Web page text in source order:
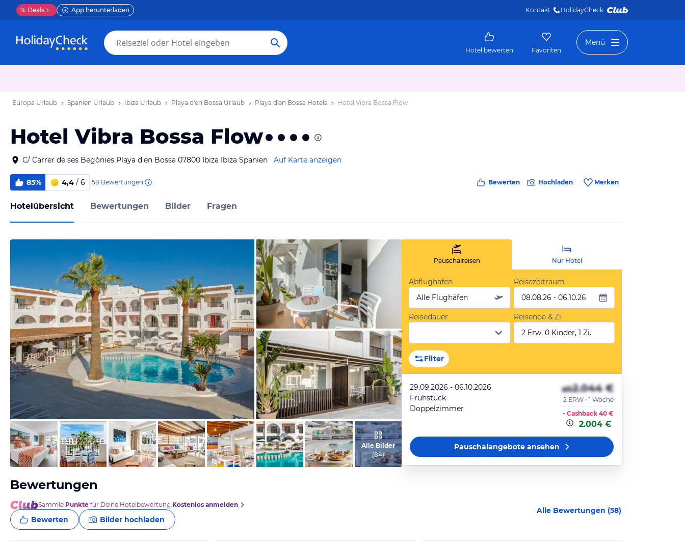
% Deals App herunterladen Kontakt HolidayCheck
Hotel bewerten Favoriten
Menü
Europa Urlaub Spanien Urlaub Ibiza Urlaub Playa d'en Bossa Urlaub Playa d'en Bossa Hotels Hotel Vibra Bossa Flow
Hotel Vibra Bossa Flow
C/ Carrer de ses Begònies Playa d'en Bossa 07800 Ibiza Ibiza Spanien Auf Karte anzeigen
85% 4,4 / 6 58 Bewertungen Bewerten Hochladen Merken
Hotelübersicht Bewertungen Bilder Fragen
vom Hotelier, Juli 2016
vom Hotelier, Juli 2025
vom Hotelier, Juli 2025
Alle Bilder
(84)
Pauschalreisen Nur Hotel
Abflughafen
Alle Flughäfen
Reisezeitraum
08.08.26 - 06.10.26
Reisedauer
Reisende & Zi.
2 Erw, 0 Kinder, 1 Zi.
Filter
29.09.2026 - 06.10.2026
Frühstück
Doppelzimmer
ab2.044 €
2 ERW • 1 Woche
- Cashback 40 €
2.004 €
Pauschalangeboteansehen
Bewertungen
Sammle Punkte für Deine Hotelbewertung.Kostenlos anmelden
Bewerten Bilder hochladen
Alle Bewertungen (58)